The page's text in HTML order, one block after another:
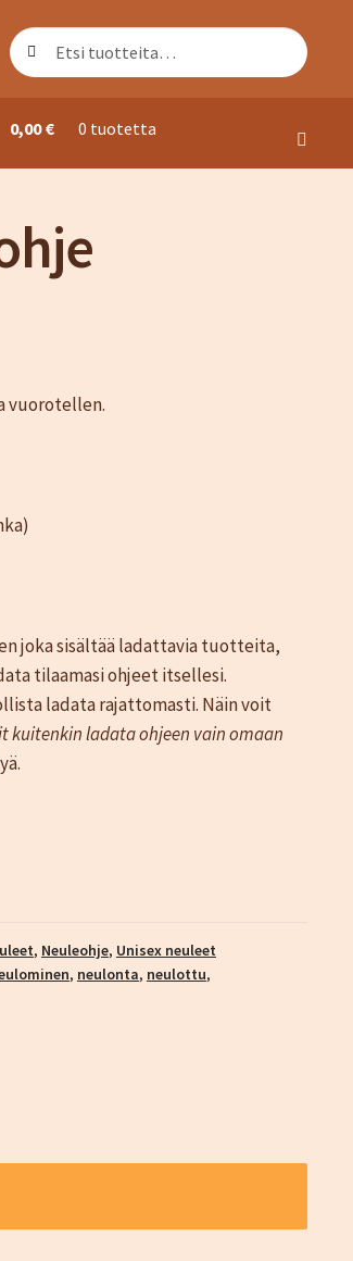
Etsi:
Haku
0,00€ 0 tuotetta
vuorotellen.
joka sisältää ladattavia tuotteita,
tilaamasi ohjeet itsellesi.
ladata rajattomasti. Näin voit
kuitenkin ladata ohjeen vain omaan
, Neuleohje, Unisex neuleet
, neulonta, neulottu,